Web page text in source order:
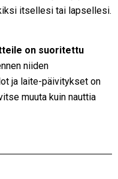
itsellesi tai lapsellesi.
on suoritettu
niiden
ja laite-päivitykset on
muuta kuin nauttia